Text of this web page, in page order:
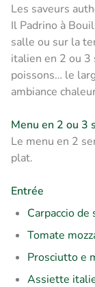
Les saveurs
Il Padrino à
salle ou sur la
italien en 2 ou 3
poissons… le
ambiance
Menu en 2 ou 3
Le menu en 2
plat.
Entrée
Carpaccio de
Tomate
Prosciutto e
Assiette